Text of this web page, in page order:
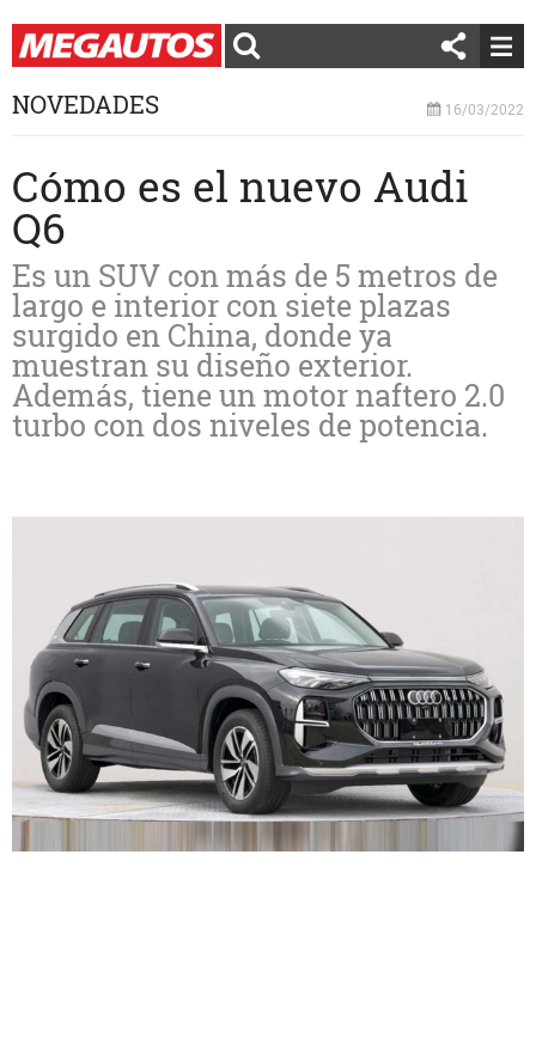
NOVEDADES 16/03/2022
Cómo es el nuevo Audi
Q6
Es un SUV con más de 5 metros de
largo e interior con siete plazas
surgido en China, donde ya
muestran su diseño exterior.
Además, tiene un motor naftero 2.0
turbo con dos niveles de potencia.